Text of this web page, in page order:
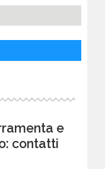
e
contatti